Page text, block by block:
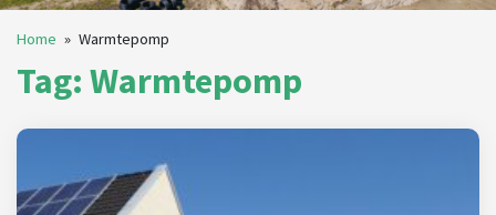
Home » Warmtepomp
Tag: Warmtepomp